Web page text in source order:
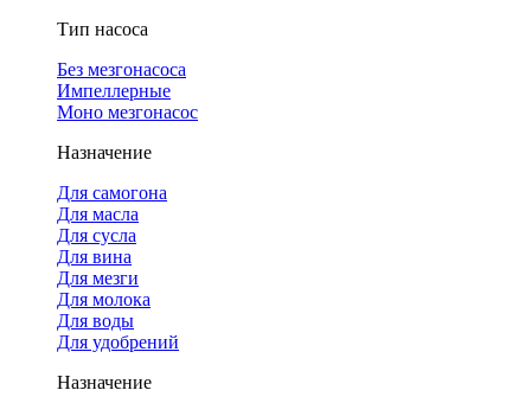
Тип насоса
Без мезгонасоса
Импеллерные
Моно мезгонасос
Назначение
Для самогона
Для масла
Для сусла
Для вина
Для мезги
Для молока
Для воды
Для удобрений
Назначение